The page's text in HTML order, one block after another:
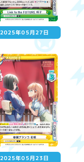
2025年05月27日
2025年05月23日